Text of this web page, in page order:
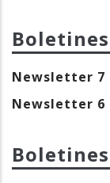
Newsletter 7
Newsletter 6